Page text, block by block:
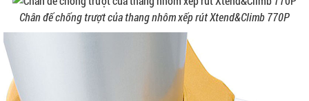
Chân đế chống trượt của thang nhôm xếp rút Xtend&Climb 770P